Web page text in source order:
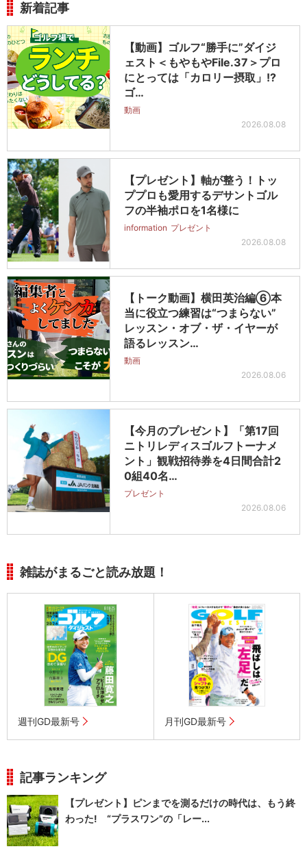
新着記事
【動画】ゴルフ“勝手に”ダイジ
ェスト＜もやもやFile.37＞プロ
にとっては「カロリー摂取」!?
ゴ…
動画
2026.08.08
【プレゼント】軸が整う！トッ
ププロも愛用するデサントゴル
フの半袖ポロを1名様に
information プレゼント
2026.08.08
【トーク動画】横田英治編⑥本
当に役立つ練習は“つまらない”
レッスン・オブ・ザ・イヤーが
語るレッスン…
動画
2026.08.06
【今月のプレゼント】「第17回
ニトリレディスゴルフトーナメ
ント」観戦招待券を4日間合計2
0組40名…
プレゼント
2026.08.06
雑誌がまるごと読み放題！
週刊GD最新号 月刊GD最新号
記事ランキング
【プレゼント】ピンまでを測るだけの時代は、もう終
わった! “プラスワン”の「レー...